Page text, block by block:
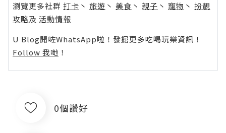
瀏覽更多社群 打卡 丶 旅遊 丶 美食 丶 親子 丶 寵物 丶 扮靚
攻略及 活動情報
U Blog開咗WhatsApp啦！發掘更多吃喝玩樂資訊！
Follow 我哋 ！
0個讚好